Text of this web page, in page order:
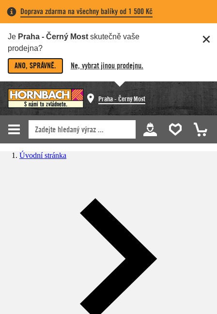
Doprava zdarma na všechny balíky od 1 500 Kč
Je Praha - Černý Most skutečně vaše
prodejna?
ANO, SPRÁVNĚ. Ne, vybrat jinou prodejnu.
Praha - Černý Most
Úvodní stránka